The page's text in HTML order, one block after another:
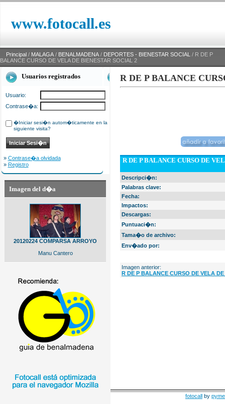
www.fotocall.es
Principal / MALAGA / BENALMADENA / DEPORTES - BIENESTAR SOCIAL / R DE P
BALANCE CURSO DE VELA DE BIENESTAR SOCIAL 2
Usuarios registrados
Usuario:
Contrase�a:
�Iniciar sesi�n autom�ticamente en la
siguiente visita?
» Contrase�a olvidada
» Registro
Imagen del d�a
20120224 COMPARSA ARROYO
Manu Cantero
R DE P BALANCE
R DE P BALANCE CURSO DE
Descripci�n:
Palabras clave:
Fecha:
Impactos:
Descargas:
Puntuaci�n:
Tama�o de archivo:
Env�ado por:
Imagen anterior:
R DE P BALANCE CURSO DE VELA
fotocall by